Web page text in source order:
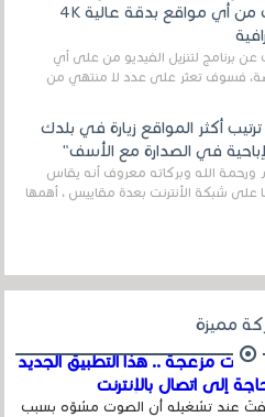
الفيديوهات من أي مواقع بدقة عالية 4K
عن برنامج لتنزيل الفيديو من على أي
فسوف تعثر على عدد لا منتهي من
أكثر المواقع زيارة في بلدك
في الصدارة مع الأسف"
ورحمة الله وبركاته معروف أنه يقاس
على شبكة الأنترنت بعدة مقاييس ، أهمها
مميزة
مزعجة .. هذا التطبيق الجديد
إلى اتصال بالإنترنت
عند تشغيله أن الصوت مشوّه بسبب